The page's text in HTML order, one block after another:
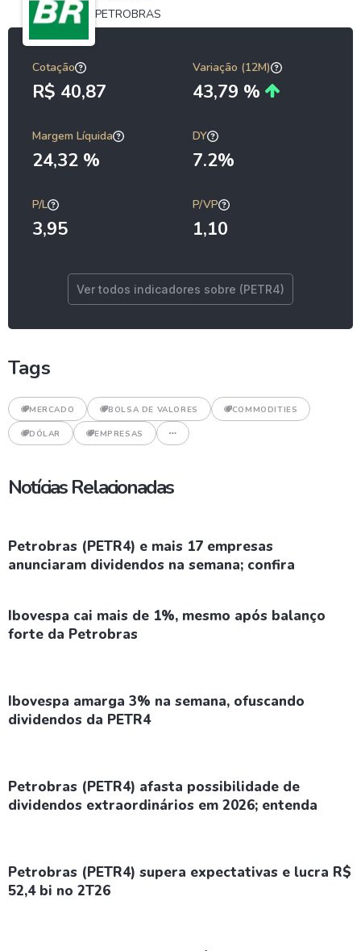
PETROBRAS
Cotação
R$ 40,87
Variação (12M)
43,79 %
Margem Líquida
24,32 %
DY
7.2%
P/L
3,95
P/VP
1,10
Ver todos indicadores sobre (PETR4)
Tags
MERCADO BOLSA DE VALORES COMMODITIES
DÓLAR EMPRESAS
Notícias Relacionadas
Petrobras (PETR4) e mais 17 empresas
anunciaram dividendos na semana; confira
Ibovespa cai mais de 1%, mesmo após balanço
forte da Petrobras
Ibovespa amarga 3% na semana, ofuscando
dividendos da PETR4
Petrobras (PETR4) afasta possibilidade de
dividendos extraordinários em 2026; entenda
Petrobras (PETR4) supera expectativas e lucra R$
52,4 bi no 2T26